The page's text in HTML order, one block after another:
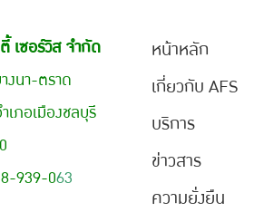
เซอร์วิส จำกัด
นา-ตราด
ภอเมืองชลบุรี
939-063
หน้าหลัก
เกี่ยวกับ AFS
บริการ
ข่าวสาร
ความยั่งยืน